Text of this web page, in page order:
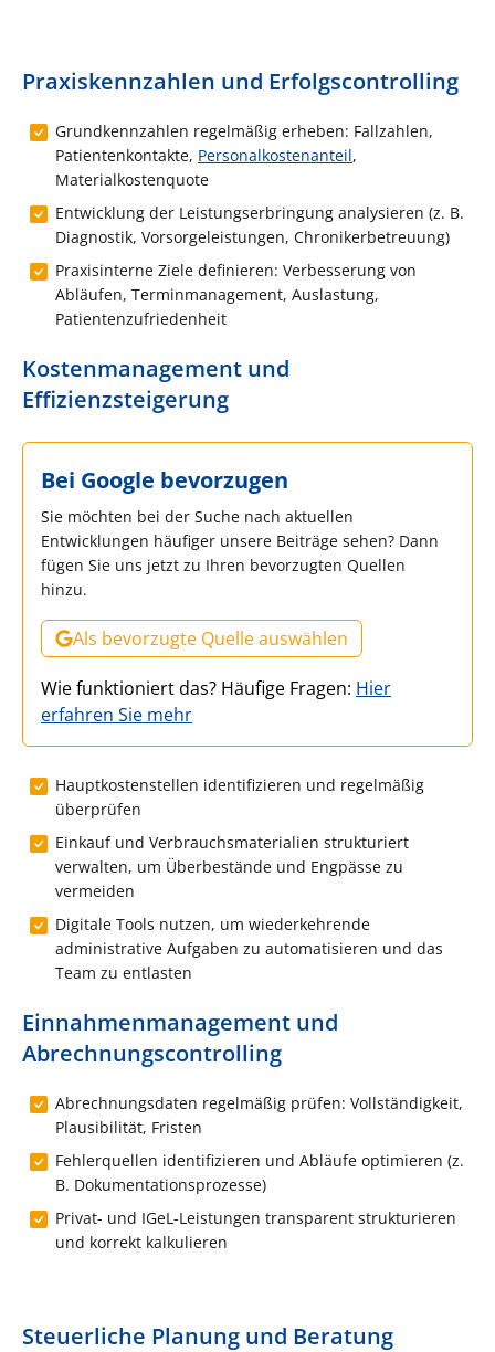
Praxiskennzahlen und Erfolgscontrolling
Grundkennzahlen regelmäßig erheben: Fallzahlen,
Patientenkontakte, Personalkostenanteil,
Materialkostenquote
Entwicklung der Leistungserbringung analysieren (z. B.
Diagnostik, Vorsorgeleistungen, Chronikerbetreuung)
Praxisinterne Ziele definieren: Verbesserung von
Abläufen, Terminmanagement, Auslastung,
Patientenzufriedenheit
Kostenmanagement und
Effizienzsteigerung
Bei Google bevorzugen
Sie möchten bei der Suche nach aktuellen
Entwicklungen häufiger unsere Beiträge sehen? Dann
fügen Sie uns jetzt zu Ihren bevorzugten Quellen
hinzu.
Als bevorzugte Quelle auswählen
Wie funktioniert das? Häufige Fragen: Hier
erfahren Sie mehr
Hauptkostenstellen identifizieren und regelmäßig
überprüfen
Einkauf und Verbrauchsmaterialien strukturiert
verwalten, um Überbestände und Engpässe zu
vermeiden
Digitale Tools nutzen, um wiederkehrende
administrative Aufgaben zu automatisieren und das
Team zu entlasten
Einnahmenmanagement und
Abrechnungscontrolling
Abrechnungsdaten regelmäßig prüfen: Vollständigkeit,
Plausibilität, Fristen
Fehlerquellen identifizieren und Abläufe optimieren (z.
B. Dokumentationsprozesse)
Privat- und IGeL-Leistungen transparent strukturieren
und korrekt kalkulieren
Steuerliche Planung und Beratung